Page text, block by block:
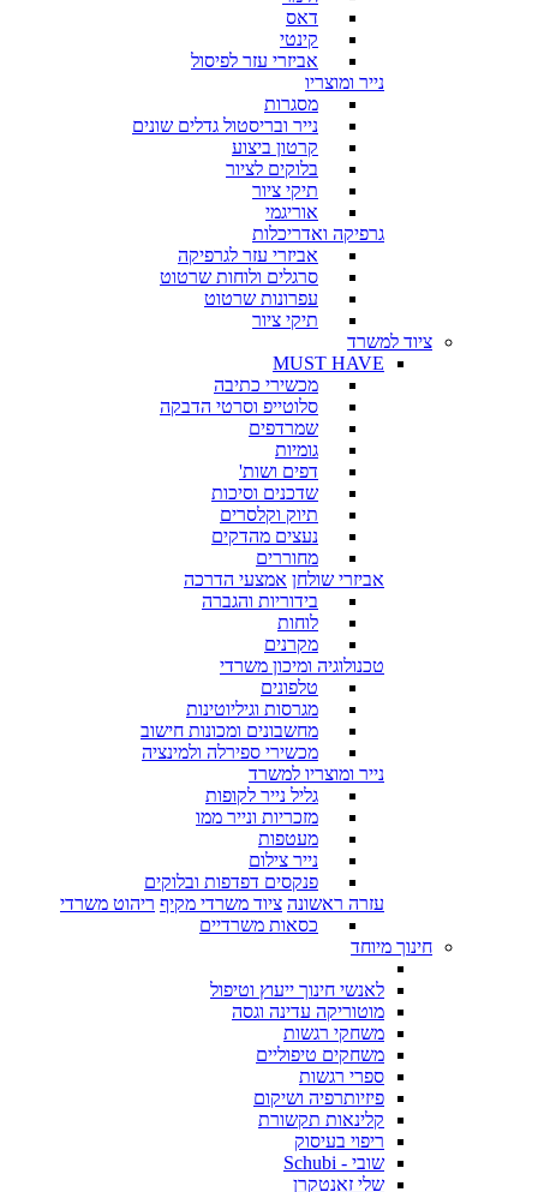
דאס
קינטי
אביזרי עזר לפיסול
נייר ומוצריו
מסגרות
נייר ובריסטול גדלים שונים
קרטון ביצוע
בלוקים לציור
תיקי ציור
אוריגמי
גרפיקה ואדריכלות
אביזרי עזר לגרפיקה
סרגלים ולוחות שרטוט
עפרונות שרטוט
תיקי ציור
ציוד למשרד
MUST HAVE
מכשירי כתיבה
סלוטייפ וסרטי הדבקה
שמרדפים
גומיות
דפים ושות'
שדכנים וסיכות
תיוק וקלסרים
נעצים מהדקים
מחוררים
אביזרי שולחן אמצעי הדרכה
בידוריות והגברה
לוחות
מקרנים
טכנולוגיה ומיכון משרדי
טלפונים
מגרסות וגיליוטינות
מחשבונים ומכונות חישוב
מכשירי ספירלה ולמינציה
נייר ומוצריו למשרד
גליל נייר לקופות
מזכריות ונייר ממו
מעטפות
נייר צילום
פנקסים דפדפות ובלוקים
עזרה ראשונה ציוד משרדי מקיף ריהוט משרדי
כסאות משרדיים
חינוך מיוחד
לאנשי חינוך ייעוץ וטיפול
מוטוריקה עדינה וגסה
משחקי רגשות
משחקים טיפוליים
ספרי רגשות
פיזיותרפיה ושיקום
קלינאות תקשורת
ריפוי בעיסוק
שובי - Schubi
שלי זאנטקרן